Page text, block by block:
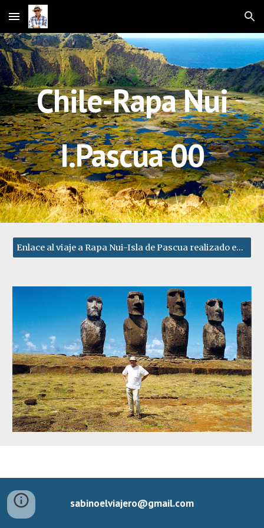
Skip to main content Skip to navigation
Chile-Rapa Nui
I.Pascua 00
Enlace al viaje a Rapa Nui-Isla de Pascua realizado en el año 2000
sabinoelviajero@gmail.com